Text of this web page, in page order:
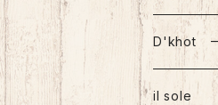
D'khot 一
il sole